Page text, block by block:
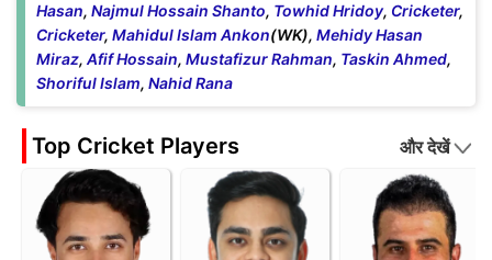
Hasan, Najmul Hossain Shanto, Towhid Hridoy, Cricketer,
Cricketer, Mahidul Islam Ankon(WK), Mehidy Hasan
Miraz, Afif Hossain, Mustafizur Rahman, Taskin Ahmed,
Shoriful Islam, Nahid Rana
Top Cricket Players और देखें